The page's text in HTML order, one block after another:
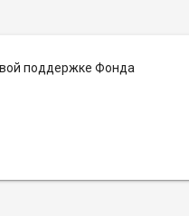
поддержке Фонда